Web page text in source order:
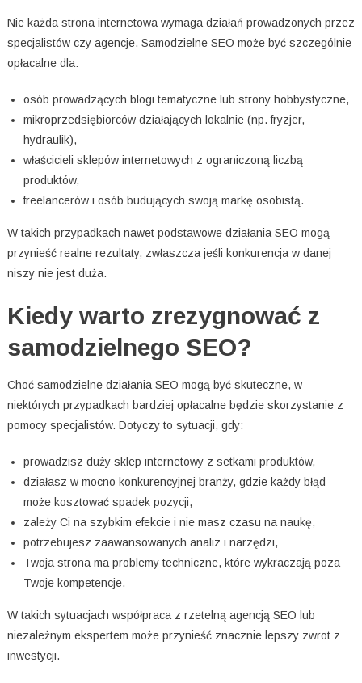
Nie każda strona internetowa wymaga działań prowadzonych przez
specjalistów czy agencje. Samodzielne SEO może być szczególnie
opłacalne dla:
osób prowadzących blogi tematyczne lub strony hobbystyczne,
mikroprzedsiębiorców działających lokalnie (np. fryzjer,
hydraulik),
właścicieli sklepów internetowych z ograniczoną liczbą
produktów,
freelancerów i osób budujących swoją markę osobistą.
W takich przypadkach nawet podstawowe działania SEO mogą
przynieść realne rezultaty, zwłaszcza jeśli konkurencja w danej
niszy nie jest duża.
Kiedy warto zrezygnować z
samodzielnego SEO?
Choć samodzielne działania SEO mogą być skuteczne, w
niektórych przypadkach bardziej opłacalne będzie skorzystanie z
pomocy specjalistów. Dotyczy to sytuacji, gdy:
prowadzisz duży sklep internetowy z setkami produktów,
działasz w mocno konkurencyjnej branży, gdzie każdy błąd
może kosztować spadek pozycji,
zależy Ci na szybkim efekcie i nie masz czasu na naukę,
potrzebujesz zaawansowanych analiz i narzędzi,
Twoja strona ma problemy techniczne, które wykraczają poza
Twoje kompetencje.
W takich sytuacjach współpraca z rzetelną agencją SEO lub
niezależnym ekspertem może przynieść znacznie lepszy zwrot z
inwestycji.